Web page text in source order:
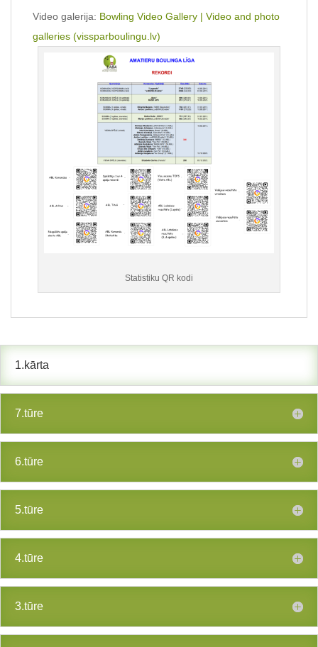
Video galerija: Bowling Video Gallery | Video and photo
galleries (vissparboulingu.lv)
Statistiku QR kodi
1.kārta
7.tūre
6.tūre
5.tūre
4.tūre
3.tūre